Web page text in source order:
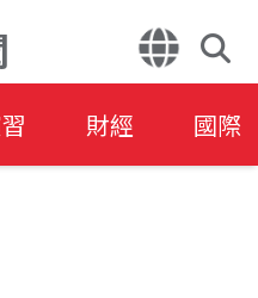
財經 國際